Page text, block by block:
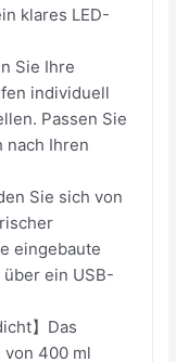
klares LED-
Sie Ihre
individuell
Passen Sie
nach Ihren
Sie sich von
eingebaute
ein USB-
】Das
400 ml